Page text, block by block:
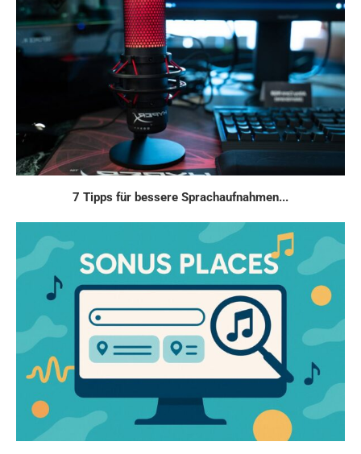
7 Tipps für bessere Sprachaufnahmen...